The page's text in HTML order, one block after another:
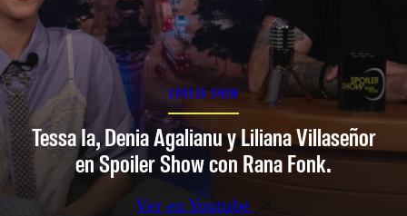
SPOILER SHOW
Tessa Ia, Denia Agalianu y Liliana Villaseñor
en Spoiler Show con Rana Fonk.
Ver en Youtube